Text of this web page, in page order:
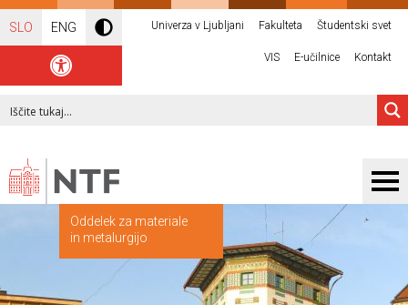
SLO ENG Univerza v Ljubljani Fakulteta Študentski svet
VIS E-učilnice Kontakt
Oddelek za materiale
in metalurgijo